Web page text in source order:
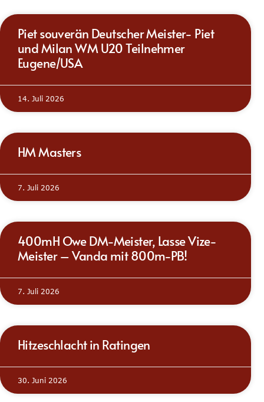
Piet souverän Deutscher Meister- Piet
und Milan WM U20 Teilnehmer
Eugene/USA
14. Juli 2026
HM Masters
7. Juli 2026
400mH Owe DM-Meister, Lasse Vize-
Meister – Vanda mit 800m-PB!
7. Juli 2026
Hitzeschlacht in Ratingen
30. Juni 2026